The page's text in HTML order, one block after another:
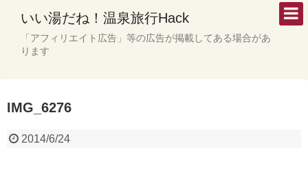
いい湯だね！温泉旅行Hack
「アフィリエイト広告」等の広告が掲載してある場合があ
ります
IMG_6276
2014/6/24